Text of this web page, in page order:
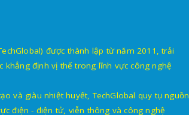
được thành lập từ năm 2011, trải
định vị thế trong lĩnh vực công nghệ
và giàu nhiệt huyết, TechGlobal quy tụ nguồn
điện - điện tử, viễn thông và công nghệ